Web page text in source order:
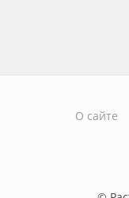
О сайте